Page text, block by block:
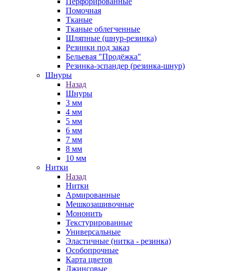
Помочная
Тканые
Тканые облегченные
Шляпные (шнур-резинка)
Резинки под заказ
Бельевая "Продёжка"
Резинка-эспандер (резинка-шнур)
Шнуры
Назад
Шнуры
3 мм
4 мм
5 мм
6 мм
7 мм
8 мм
10 мм
Нитки
Назад
Нитки
Армированные
Мешкозашивочные
Мононить
Текстурированные
Универсальные
Эластичные (нитка - резинка)
Особопрочные
Карта цветов
Джинсовые